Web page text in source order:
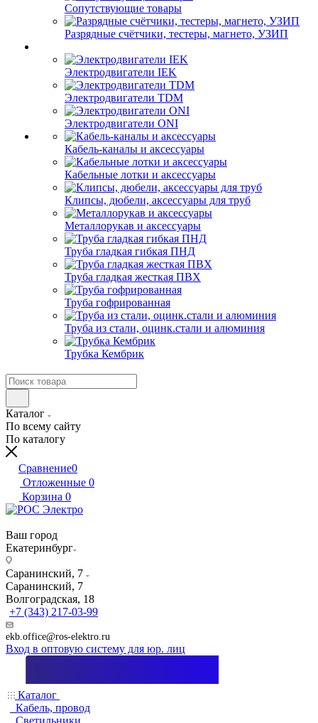
Сопутствующие товары
Разрядные счётчики, тестеры, магнето, УЗИП
Электродвигатели IEK
Электродвигатели TDM
Электродвигатели ONI
Кабель-каналы и аксессуары
Кабельные лотки и аксессуары
Клипсы, дюбели, аксессуары для труб
Металлорукав и аксессуары
Труба гладкая гибкая ПНД
Труба гладкая жесткая ПВХ
Труба гофрированная
Труба из стали, оцинк.стали и алюминия
Трубка Кембрик
Каталог
По всему сайту
По каталогу
Сравнение0
Отложенные 0
Корзина 0
Ваш город
Екатеринбург
Саранинский, 7
Саранинский, 7
Волгоградская, 18
+7 (343) 217-03-99
ekb.office@ros-elektro.ru
Вход в оптовую систему для юр. лиц
Каталог
Кабель, провод
Светильники